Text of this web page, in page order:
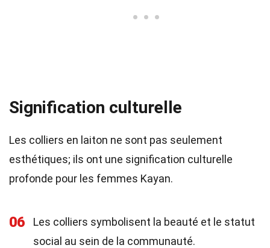
Signification culturelle
Les colliers en laiton ne sont pas seulement
esthétiques; ils ont une signification culturelle
profonde pour les femmes Kayan.
06
Les colliers symbolisent la beauté et le statut
social au sein de la communauté.